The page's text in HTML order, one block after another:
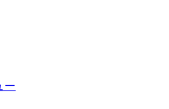
ー